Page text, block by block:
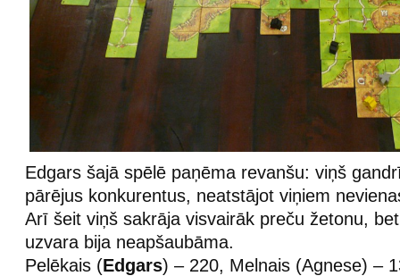
Edgars šajā spēlē paņēma revanšu: viņš
pārējus konkurentus, neatstājot viņiem
Arī šeit viņš sakrāja visvairāk preču žetonu,
uzvara bija neapšaubāma.
Pelēkais (Edgars) – 220, Melnais (Agnese) –